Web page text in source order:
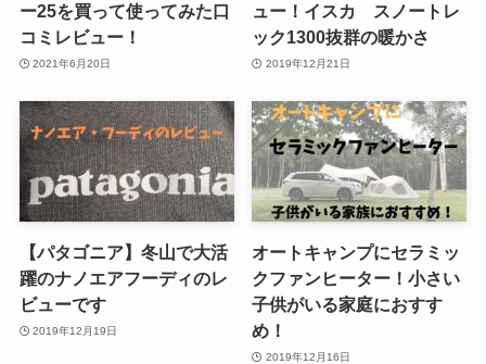
ー25を買って使ってみた口
コミレビュー！
2021年6月20日
ュー！イスカ スノートレ
ック1300抜群の暖かさ
2019年12月21日
【パタゴニア】冬山で大活
躍のナノエアフーディのレ
ビューです
2019年12月19日
オートキャンプにセラミッ
クファンヒーター！小さい
子供がいる家庭におすす
め！
2019年12月16日